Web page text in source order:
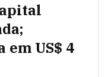
em US$ 4